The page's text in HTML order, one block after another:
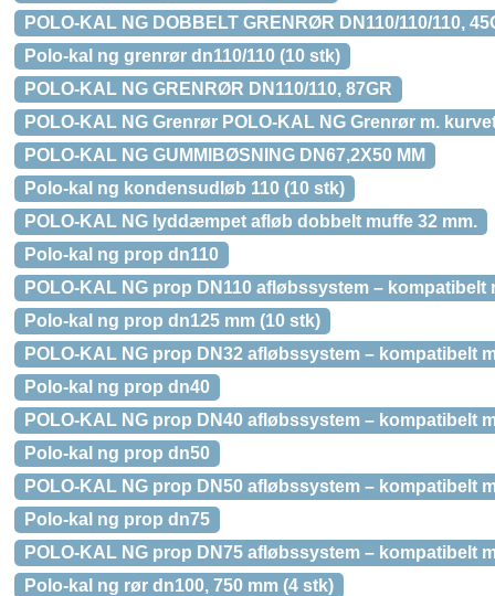
POLO-KAL NG DOBBELT GRENRØR DN110/110/110,
Polo-kal ng grenrør dn110/110 (10 stk)
POLO-KAL NG GRENRØR DN110/110, 87GR
POLO-KAL NG Grenrør POLO-KAL NG Grenrør m.
POLO-KAL NG GUMMIBØSNING DN67,2X50 MM
Polo-kal ng kondensudløb 110 (10 stk)
POLO-KAL NG lyddæmpet afløb dobbelt muffe 32 mm.
Polo-kal ng prop dn110
POLO-KAL NG prop DN110 afløbssystem – kompatibelt
Polo-kal ng prop dn125 mm (10 stk)
POLO-KAL NG prop DN32 afløbssystem – kompatibelt
Polo-kal ng prop dn40
POLO-KAL NG prop DN40 afløbssystem – kompatibelt
Polo-kal ng prop dn50
POLO-KAL NG prop DN50 afløbssystem – kompatibelt
Polo-kal ng prop dn75
POLO-KAL NG prop DN75 afløbssystem – kompatibelt
Polo-kal ng rør dn100, 750 mm (4 stk)